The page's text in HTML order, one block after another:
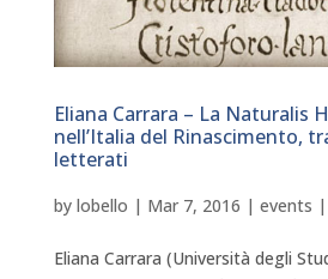
Eliana Carrara – La Naturalis
nell’Italia del Rinascimento,
letterati
by lobello | Mar 7, 2016 | events |
Eliana Carrara (Università degli